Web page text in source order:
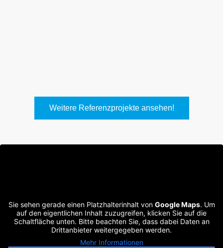
Weitere Referenzprojekte ansehen!
Sie sehen gerade einen Platzhalterinhalt von Google Maps. Um
auf den eigentlichen Inhalt zuzugreifen, klicken Sie auf die
Schaltfläche unten. Bitte beachten Sie, dass dabei Daten an
Drittanbieter weitergegeben werden.
Mehr Informationen